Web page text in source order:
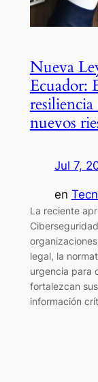
Nueva
Ecuador:
nuevos
Jul 7,
en
La reciente
legal, la
urgencia para
fortalezcan
información